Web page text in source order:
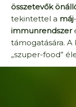
összetevők
tekintettel a máj
immunrendszer
támogatására.
„szuper-food”